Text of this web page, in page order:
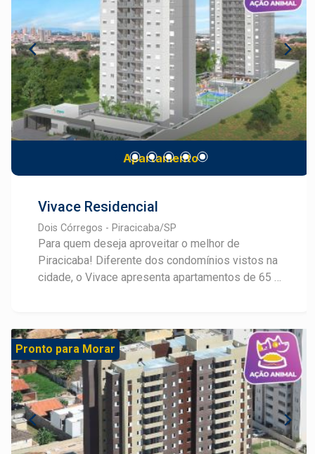
fácil acesso a comércios e serviços e curta
distância do Centro. A previsão de entrega é
dezembro de 2025! E o apartamento será
entregue com: Ambientes internos de lazer
climatizados, áreas de lazer entregues
equipadas e decoradas, infraestrutura splits,
medidores individuais para energia, água e gás,
paisagismo inteligente nas áreas comuns,
serviço de personalização da unidade e muito
converse com um especialista!
Apartamento
Vivace Residencial
Dois Córregos - Piracicaba/SP
Para quem deseja aproveitar o melhor de
Piracicaba! Diferente dos condomínios vistos na
cidade, o Vivace apresenta apartamentos de 65 a
privilegiado que reúne valorização e
transformação, em um bairro em expansão para
investir ou morar bem: Ao lado do Delta
Supermercados e a 5 minutos da Avenida
Independência. No Vivace você encontra o lazer
ideal para viver com conforto, criando novas
experiências em família: espaço gourmet, fitness
externo, pet place, brinquedoteca, espaço office,
Pronto para Morar